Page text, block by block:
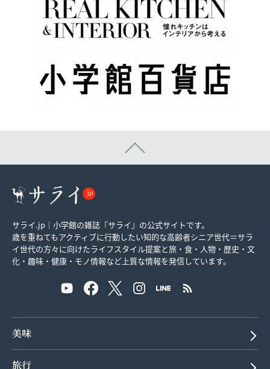
サライ.jp｜小学館の雑誌『サライ』の公式サイトです。
歳を重ねてもアクティブに行動したい知的な高齢者シニア世代＝サラ
イ世代の方々に向けたライフスタイル提案と旅・食・人物・歴史・文
化・趣味・健康・モノ情報など上質な情報を発信しています。
美味
旅行